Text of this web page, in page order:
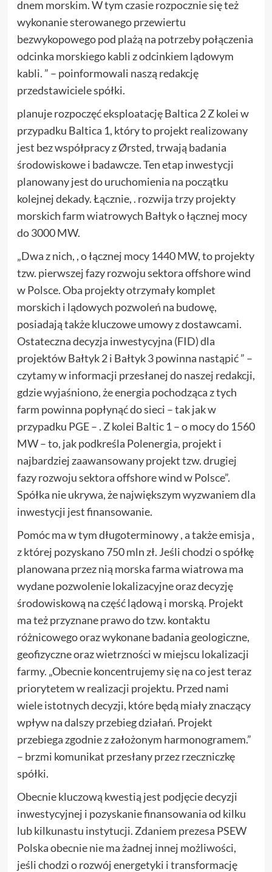
dnem morskim. W tym czasie rozpocznie się też
wykonanie sterowanego przewiertu
bezwykopowego pod plażą na potrzeby połączenia
odcinka morskiego kabli z odcinkiem lądowym
kabli. ” – poinformowali naszą redakcję
przedstawiciele spółki.
planuje rozpoczęć eksploatację Baltica 2 Z kolei w
przypadku Baltica 1, który to projekt realizowany
jest bez współpracy z Ørsted, trwają badania
środowiskowe i badawcze. Ten etap inwestycji
planowany jest do uruchomienia na początku
kolejnej dekady. Łącznie, . rozwija trzy projekty
morskich farm wiatrowych Bałtyk o łącznej mocy
do 3000 MW.
„Dwa z nich, , o łącznej mocy 1440 MW, to projekty
tzw. pierwszej fazy rozwoju sektora offshore wind
w Polsce. Oba projekty otrzymały komplet
morskich i lądowych pozwoleń na budowę,
posiadają także kluczowe umowy z dostawcami.
Ostateczna decyzja inwestycyjna (FID) dla
projektów Bałtyk 2 i Bałtyk 3 powinna nastąpić ” –
czytamy w informacji przesłanej do naszej redakcji,
gdzie wyjaśniono, że energia pochodząca z tych
farm powinna popłynąć do sieci – tak jak w
przypadku PGE – . Z kolei Baltic 1 – o mocy do 1560
MW – to, jak podkreśla Polenergia, projekt i
najbardziej zaawansowany projekt tzw. drugiej
fazy rozwoju sektora offshore wind w Polsce”.
Spółka nie ukrywa, że największym wyzwaniem dla
inwestycji jest finansowanie.
Pomóc ma w tym długoterminowy , a także emisja ,
z której pozyskano 750 mln zł. Jeśli chodzi o spółkę
planowana przez nią morska farma wiatrowa ma
wydane pozwolenie lokalizacyjne oraz decyzję
środowiskową na część lądową i morską. Projekt
ma też przyznane prawo do tzw. kontaktu
różnicowego oraz wykonane badania geologiczne,
geofizyczne oraz wietrzności w miejscu lokalizacji
farmy. „Obecnie koncentrujemy się na co jest teraz
priorytetem w realizacji projektu. Przed nami
wiele istotnych decyzji, które będą miały znaczący
wpływ na dalszy przebieg działań. Projekt
przebiega zgodnie z założonym harmonogramem.”
– brzmi komunikat przesłany przez rzeczniczkę
spółki.
Obecnie kluczową kwestią jest podjęcie decyzji
inwestycyjnej i pozyskanie finansowania od kilku
lub kilkunastu instytucji. Zdaniem prezesa PSEW
Polska obecnie nie ma żadnej innej możliwości,
jeśli chodzi o rozwój energetyki i transformację